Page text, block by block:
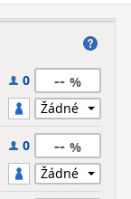
0 --
0 --